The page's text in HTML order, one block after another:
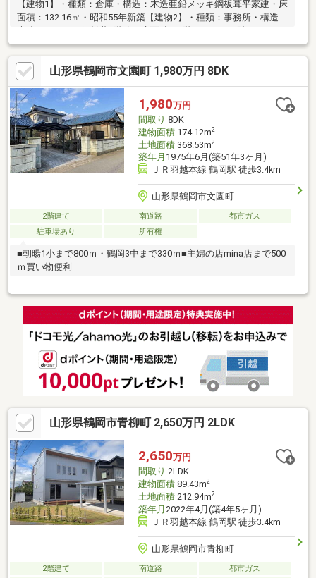
【建物1】・種類：倉庫・構造：木造亜鉛メッキ鋼板葺平家建・床
面積：132.16㎡・昭和55年新築【建物2】・種類：事務所・構造：
木造亜鉛メッキ鋼板葺2階建・床面積：1階79.30㎡・2階46.23㎡・
計125.53㎡・昭和62年新築【建物3】・種類：作業所・構造：軽量
鉄骨造亜鉛メッキ鋼板葺平家建・床面積：163.70㎡・平成4年新築
【建物4】・種類：倉庫・休憩所・構造：木造亜鉛メッキ鋼板葺2
階建・床面積：1階42.35㎡2階42.35㎡計84.7㎡・平成5年新築【建
物5】・種類：倉庫・構造：木造亜鉛メッキ鋼板葺平家建・床面
積：38.41㎡・平成12年新築
山形県鶴岡市文園町 1,980万円 8DK
1,980万円
間取り 8DK
建物面積174.12m2
土地面積368.53m2
築年月 1975年6月(築51年3ヶ月)
ＪＲ羽越本線 鶴岡駅 徒歩3.4km
山形県鶴岡市文園町
2階建て 南道路
都市ガス
駐車場あり
所有権
■朝暘1小まで800ｍ・鶴岡3中まで330ｍ■主婦の店mina店まで500
ｍ買い物便利
山形県鶴岡市青柳町 2,650万円 2LDK
2,650万円
間取り 2LDK
建物面積89.43m2
土地面積212.94m2
築年月 2022年4月(築4年5ヶ月)
ＪＲ羽越本線 鶴岡駅 徒歩3.4km
山形県鶴岡市青柳町
2階建て 南道路
都市ガス